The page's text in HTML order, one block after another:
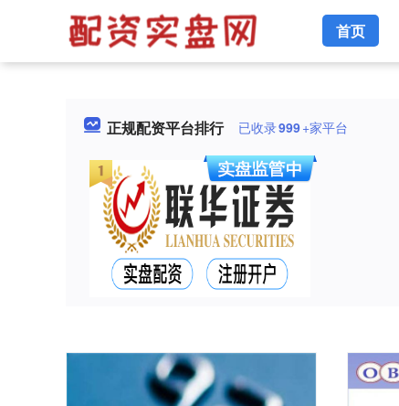
首页
正规配资平台排行 已收录999+家平台